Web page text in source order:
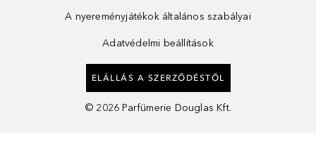
A nyereményjátékok általános szabályai
Adatvédelmi beállítások
ELÁLLÁS A SZERZŐDÉSTŐL
© 2026 Parfümerie Douglas Kft.